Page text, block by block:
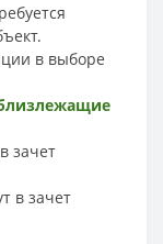
в выборе
зачет
в зачет